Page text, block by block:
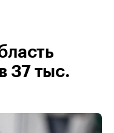
37 тыс.